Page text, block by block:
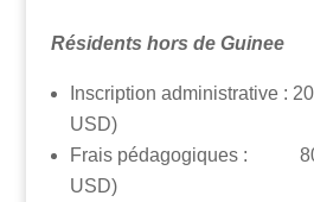
Résidents hors de Guinee
Inscription administrative :
USD)
Frais pédagogiques : 80
USD)